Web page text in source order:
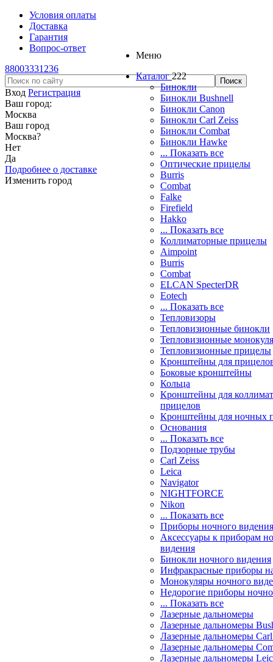
Условия оплаты
Доставка
Гарантия
Вопрос-ответ
88003331236
Вход Регистрация
Ваш город:
Москва
Ваш город
Москва?
Нет
Да
Подробнее о доставке
Изменить город
Меню
Каталог 222
Бинокли
Бинокли Bushnell
Бинокли Canon
Бинокли Carl Zeiss
Бинокли Combat
Бинокли Hawke
... Показать все
Оптические прицелы
Burris
Combat
Falke
Firefield
Hakko
... Показать все
Коллиматорные прицелы
Aimpoint
Burris
Combat
ELCAN SpecterDR
Eotech
... Показать все
Тепловизоры
Тепловизионные бинокли
Тепловизионные
Тепловизионные прицелы
Кронштейны для
Боковые кронштейны
Кольца
Кронштейны для
прицелов
Кронштейны для ночных
Основания
... Показать все
Подзорные трубы
Carl Zeiss
Leica
Navigator
NIGHTFORCE
Nikon
... Показать все
Приборы ночного видения
Аксессуары к приборам
видения
Бинокли ночного видения
Инфракрасные приборы
Монокуляры ночного
Недорогие приборы
... Показать все
Лазерные дальномеры
Лазерные дальномеры
Лазерные дальномеры
Лазерные дальномеры
Лазерные дальномеры